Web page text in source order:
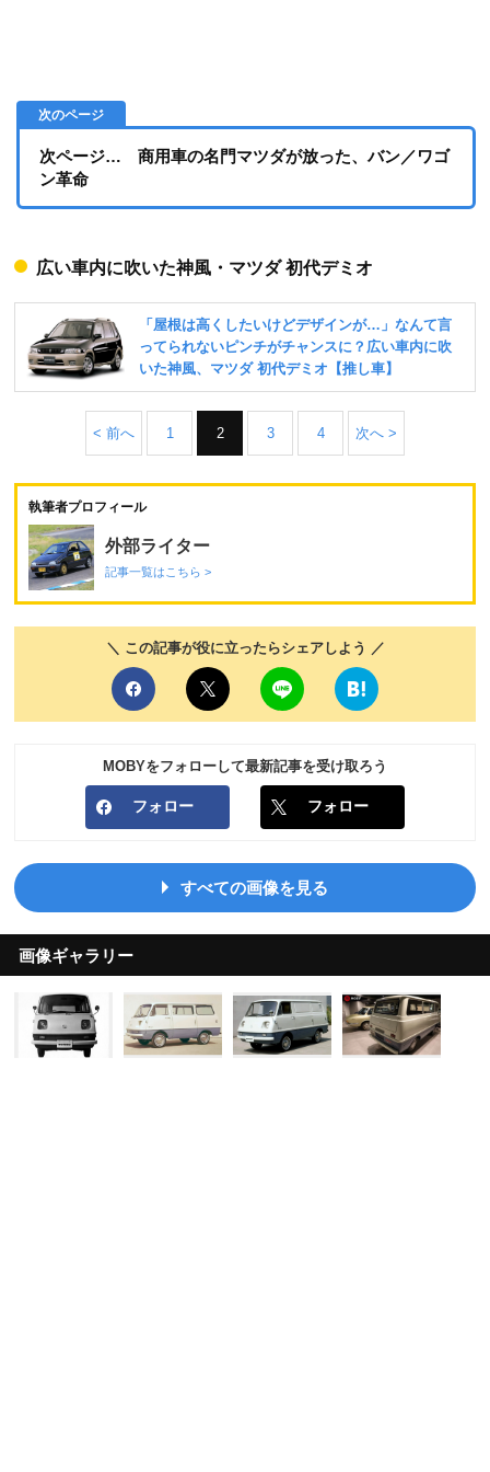
次ページ… 商用車の名門マツダが放った、バン／ワゴ
ン革命
広い車内に吹いた神風・マツダ 初代デミオ
< 前へ 1 2 3 4 次へ >
執筆者プロフィール
外部ライター
記事一覧はこちら >
＼ この記事が役に立ったらシェアしよう ／
MOBYをフォローして最新記事を受け取ろう
フォロー フォロー
すべての画像を見る
画像ギャラリー